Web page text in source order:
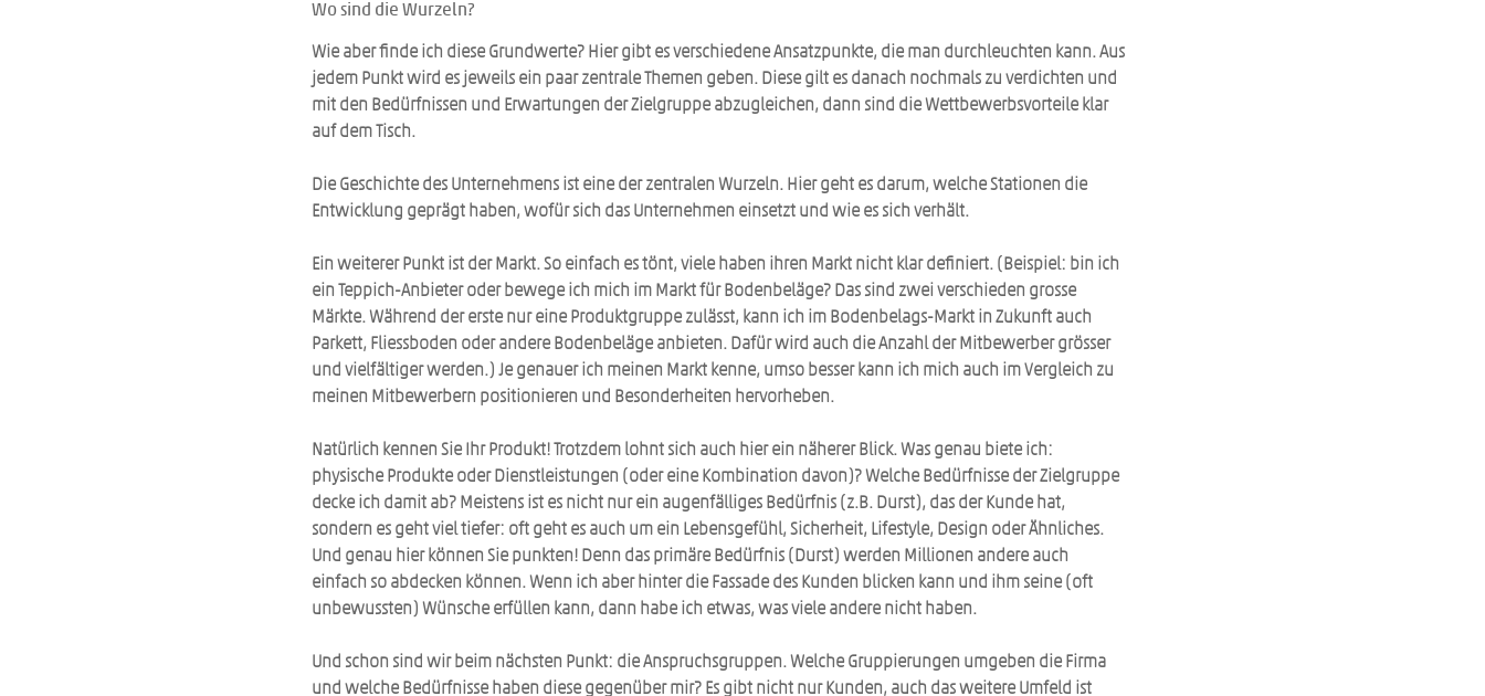
Wo sind die Wurzeln?
Wie aber finde ich diese Grundwerte? Hier gibt es verschiedene Ansatzpunkte, die man durchleuchten kann. Aus
jedem Punkt wird es jeweils ein paar zentrale Themen geben. Diese gilt es danach nochmals zu verdichten und
mit den Bedürfnissen und Erwartungen der Zielgruppe abzugleichen, dann sind die Wettbewerbsvorteile klar
auf dem Tisch.
Die Geschichte des Unternehmens ist eine der zentralen Wurzeln. Hier geht es darum, welche Stationen die
Entwicklung geprägt haben, wofür sich das Unternehmen einsetzt und wie es sich verhält.
Ein weiterer Punkt ist der Markt. So einfach es tönt, viele haben ihren Markt nicht klar definiert. (Beispiel: bin ich
ein Teppich-Anbieter oder bewege ich mich im Markt für Bodenbeläge? Das sind zwei verschieden grosse
Märkte. Während der erste nur eine Produktgruppe zulässt, kann ich im Bodenbelags-Markt in Zukunft auch
Parkett, Fliessboden oder andere Bodenbeläge anbieten. Dafür wird auch die Anzahl der Mitbewerber grösser
und vielfältiger werden.) Je genauer ich meinen Markt kenne, umso besser kann ich mich auch im Vergleich zu
meinen Mitbewerbern positionieren und Besonderheiten hervorheben.
Natürlich kennen Sie Ihr Produkt! Trotzdem lohnt sich auch hier ein näherer Blick. Was genau biete ich:
physische Produkte oder Dienstleistungen (oder eine Kombination davon)? Welche Bedürfnisse der Zielgruppe
decke ich damit ab? Meistens ist es nicht nur ein augenfälliges Bedürfnis (z.B. Durst), das der Kunde hat,
sondern es geht viel tiefer: oft geht es auch um ein Lebensgefühl, Sicherheit, Lifestyle, Design oder Ähnliches.
Und genau hier können Sie punkten! Denn das primäre Bedürfnis (Durst) werden Millionen andere auch
einfach so abdecken können. Wenn ich aber hinter die Fassade des Kunden blicken kann und ihm seine (oft
unbewussten) Wünsche erfüllen kann, dann habe ich etwas, was viele andere nicht haben.
Und schon sind wir beim nächsten Punkt: die Anspruchsgruppen. Welche Gruppierungen umgeben die Firma
und welche Bedürfnisse haben diese gegenüber mir? Es gibt nicht nur Kunden, auch das weitere Umfeld ist